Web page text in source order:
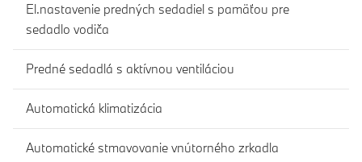
El.nastavenie predných sedadiel s pamäťou pre
sedadlo vodiča
Predné sedadlá s aktívnou ventiláciou
Automatická klimatizácia
Automatické stmavovanie vnútorného zrkadla